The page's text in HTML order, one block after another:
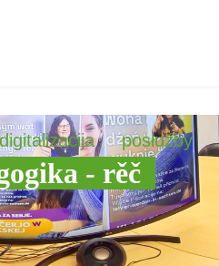
digitalizacija posłužby
- rěč